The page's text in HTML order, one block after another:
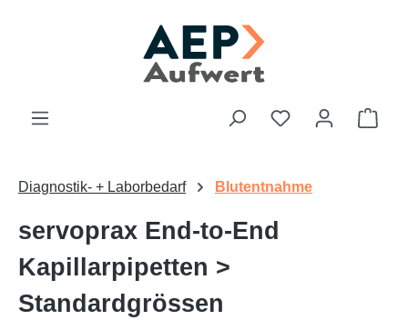
Du hast 0
Diagnostik- + Laborbedarf Blutentnahme
servoprax End-to-End
Kapillarpipetten >
Standardgrössen